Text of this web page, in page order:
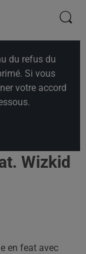
du refus du
Si vous
votre accord
Wizkid
en feat avec